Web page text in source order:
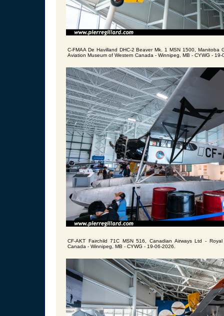
C-FMAA De Havilland DHC-2 Beaver Mk. 1 MSN 1500, Manitoba
Aviation Museum of Western Canada - Winnipeg, MB - CYWG - 19-
CF-AKT Fairchild 71C MSN 516, Canadian Airways Ltd -
Canada - Winnipeg, MB - CYWG - 19-06-2026.